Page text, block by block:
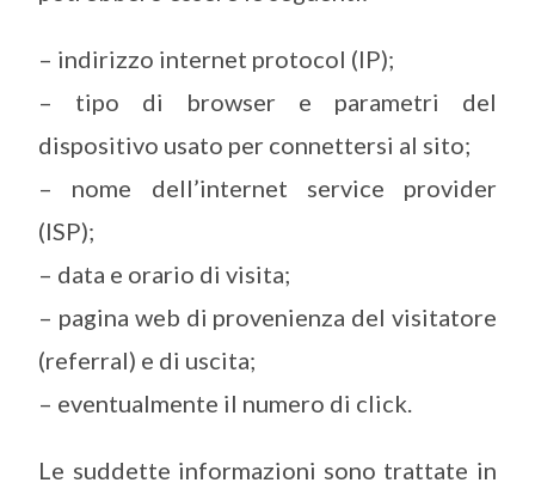
– indirizzo internet protocol (IP);
– tipo di browser e parametri del
dispositivo usato per connettersi al sito;
– nome dell’internet service provider
(ISP);
– data e orario di visita;
– pagina web di provenienza del visitatore
(referral) e di uscita;
– eventualmente il numero di click.
Le suddette informazioni sono trattate in